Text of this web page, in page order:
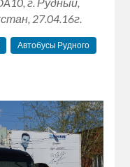
27.04.16г.
Автобусы Рудного